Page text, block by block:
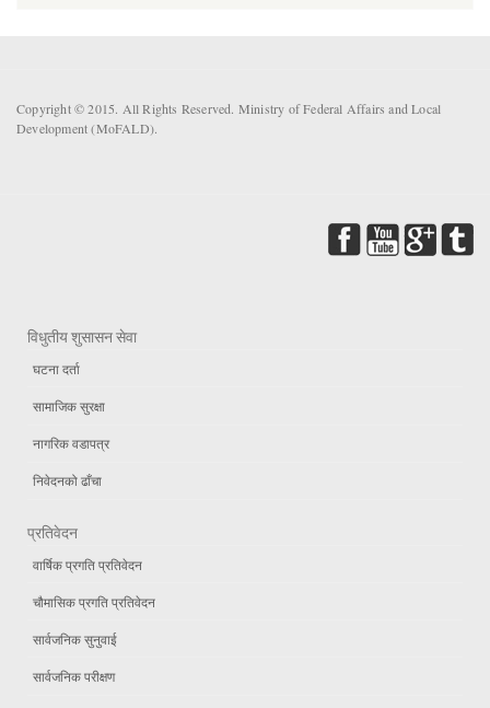
Copyright © 2015. All Rights Reserved. Ministry of Federal Affairs and Local
Development (MoFALD).
विधुतीय शुसासन सेवा
घटना दर्ता
सामाजिक सुरक्षा
नागरिक वडापत्र
निवेदनको ढाँचा
प्रतिवेदन
वार्षिक प्रगति प्रतिवेदन
चौमासिक प्रगति प्रतिवेदन
सार्वजनिक सुनुवाई
सार्वजनिक परीक्षण